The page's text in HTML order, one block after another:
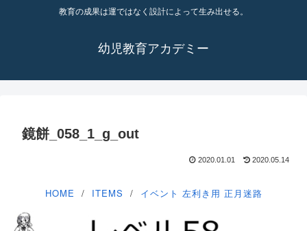
教育の成果は運ではなく設計によって生み出せる。
幼児教育アカデミー
鏡餅_058_1_g_out
2020.01.01 2020.05.14
HOME ITEMS イベント 左利き用 正月迷路